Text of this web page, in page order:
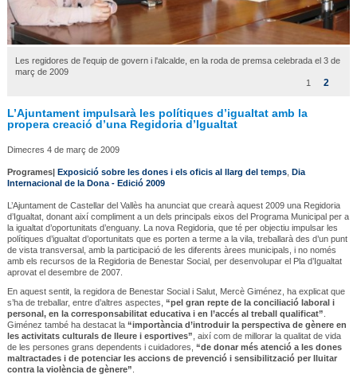
Les regidores de l'equip de govern i l'alcalde, en la roda de premsa celebrada el 3 de
març de 2009
1
2
L’Ajuntament impulsarà les polítiques d’igualtat amb la
propera creació d’una Regidoria d’Igualtat
Dimecres 4 de març de 2009
Programes| Exposició sobre les dones i els oficis al llarg del temps, Dia
Internacional de la Dona - Edició 2009
L’Ajuntament de Castellar del Vallès ha anunciat que crearà aquest 2009 una Regidoria
d’Igualtat, donant així compliment a un dels principals eixos del Programa Municipal per a
la igualtat d’oportunitats d’enguany. La nova Regidoria, que té per objectiu impulsar les
polítiques d’igualtat d’oportunitats que es porten a terme a la vila, treballarà des d’un punt
de vista transversal, amb la participació de les diferents àrees municipals, i no només
amb els recursos de la Regidoria de Benestar Social, per desenvolupar el Pla d’Igualtat
aprovat el desembre de 2007.
En aquest sentit, la regidora de Benestar Social i Salut, Mercè Giménez, ha explicat que
s’ha de treballar, entre d’altres aspectes, “pel gran repte de la conciliació laboral i
personal, en la corresponsabilitat educativa i en l’accés al treball qualificat”
Giménez també ha destacat la “importància d’introduir la perspectiva de gènere en
les activitats culturals de lleure i esportives” , així com de millorar la qualitat de vida
de les persones grans dependents i cuidadores, “de donar més atenció a les dones
maltractades i de potenciar les accions de prevenció i sensibilització per lluitar
contra la violència de gènere”